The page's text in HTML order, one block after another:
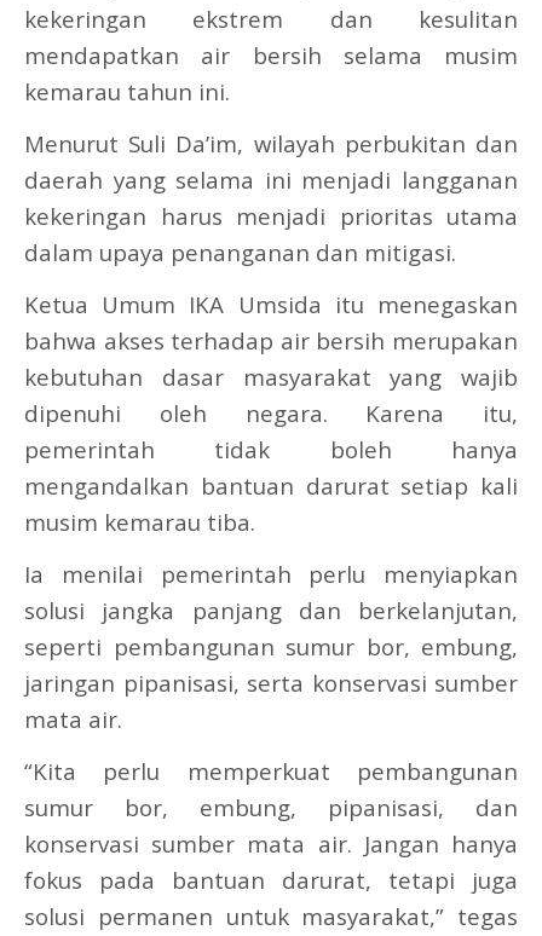
kekeringan ekstrem dan kesulitan
mendapatkan air bersih selama musim
kemarau tahun ini.
Menurut Suli Da’im, wilayah perbukitan dan
daerah yang selama ini menjadi langganan
kekeringan harus menjadi prioritas utama
dalam upaya penanganan dan mitigasi.
Ketua Umum IKA Umsida itu menegaskan
bahwa akses terhadap air bersih merupakan
kebutuhan dasar masyarakat yang wajib
dipenuhi oleh negara. Karena itu,
pemerintah tidak boleh hanya
mengandalkan bantuan darurat setiap kali
musim kemarau tiba.
Ia menilai pemerintah perlu menyiapkan
solusi jangka panjang dan berkelanjutan,
seperti pembangunan sumur bor, embung,
jaringan pipanisasi, serta konservasi sumber
mata air.
“Kita perlu memperkuat pembangunan
sumur bor, embung, pipanisasi, dan
konservasi sumber mata air. Jangan hanya
fokus pada bantuan darurat, tetapi juga
solusi permanen untuk masyarakat,” tegas